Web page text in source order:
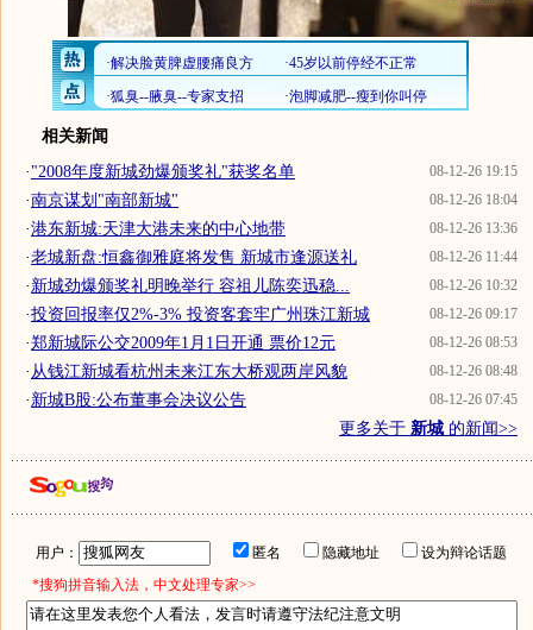
相关新闻
08-12-26 19:15
·"2008年度新城劲爆颁奖礼"获奖名单
08-12-26 18:04
·南京谋划"南部新城"
08-12-26 13:36
·港东新城:天津大港未来的中心地带
08-12-26 11:44
·老城新盘:恒鑫御雅庭将发售 新城市逢源送礼
08-12-26 10:32
·新城劲爆颁奖礼明晚举行 容祖儿陈奕迅稳...
08-12-26 09:17
·投资回报率仅2%-3% 投资客套牢广州珠江新城
08-12-26 08:53
·郑新城际公交2009年1月1日开通 票价12元
08-12-26 08:48
· 从钱江新城看杭州未来江东大桥观两岸风貌
08-12-26 07:45
·新城B股:公布董事会决议公告
更多关于 新城 的新闻>>
用户： 匿名 隐藏地址
设为辩论话题
*搜狗拼音输入法，中文处理专家>>